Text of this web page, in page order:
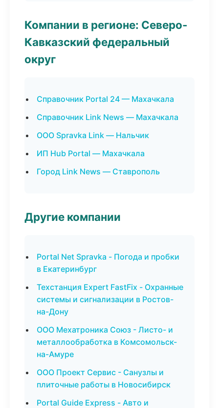
Компании в регионе: Северо-
Кавказский федеральный
округ
Справочник Portal 24 — Махачкала
Справочник Link News — Махачкала
ООО Spravka Link — Нальчик
ИП Hub Portal — Махачкала
Город Link News — Ставрополь
Другие компании
Portal Net Spravka - Погода и пробки
в Екатеринбург
Техстанция Expert FastFix - Охранные
системы и сигнализации в Ростов-
на-Дону
ООО Мехатроника Союз - Листо- и
металлообработка в Комсомольск-
на-Амуре
ООО Проект Сервис - Санузлы и
плиточные работы в Новосибирск
Portal Guide Express - Авто и